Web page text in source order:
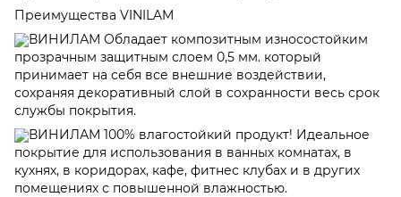
Преимущества VINILAM
ВИНИЛАМ Обладает композитным износостойким
прозрачным защитным слоем 0,5 мм. который
принимает на себя все внешние воздействии,
сохраняя декоративный слой в сохранности весь срок
службы покрытия.
ВИНИЛАМ 100% влагостойкий продукт! Идеальное
покрытие для использования в ванных комнатах, в
кухнях, в коридорах, кафе, фитнес клубах и в других
помещениях с повышенной влажностью.